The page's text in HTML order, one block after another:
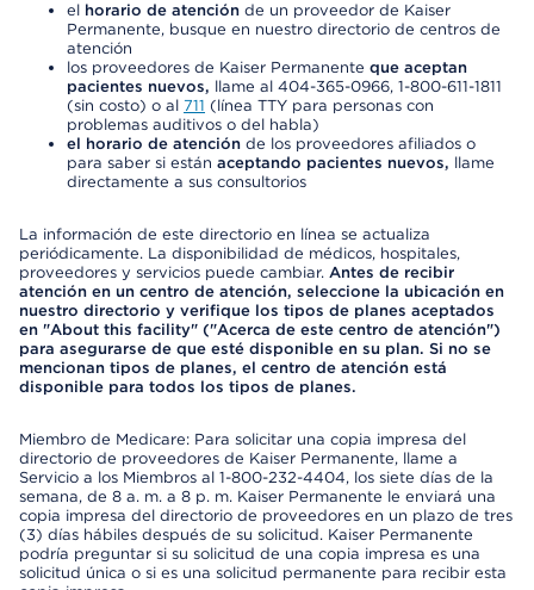
el horario de atención de un proveedor de Kaiser
Permanente, busque en nuestro directorio de centros de
atención
los proveedores de Kaiser Permanente que aceptan
pacientes nuevos, llame al 404-365-0966, 1-800-611-1811
(sin costo) o al 711 (línea TTY para personas con
problemas auditivos o del habla)
el horario de atención de los proveedores afiliados o
para saber si están aceptando pacientes nuevos, llame
directamente a sus consultorios
La información de este directorio en línea se actualiza
periódicamente. La disponibilidad de médicos, hospitales,
proveedores y servicios puede cambiar. Antes de recibir
atención en un centro de atención, seleccione la ubicación en
nuestro directorio y verifique los tipos de planes aceptados
en "About this facility" ("Acerca de este centro de atención")
para asegurarse de que esté disponible en su plan. Si no se
mencionan tipos de planes, el centro de atención está
disponible para todos los tipos de planes.
Miembro de Medicare: Para solicitar una copia impresa del
directorio de proveedores de Kaiser Permanente, llame a
Servicio a los Miembros al 1-800-232-4404, los siete días de la
semana, de 8 a. m. a 8 p. m. Kaiser Permanente le enviará una
copia impresa del directorio de proveedores en un plazo de tres
(3) días hábiles después de su solicitud. Kaiser Permanente
podría preguntar si su solicitud de una copia impresa es una
solicitud única o si es una solicitud permanente para recibir esta